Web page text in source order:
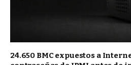
24.650 BMC expuestos a